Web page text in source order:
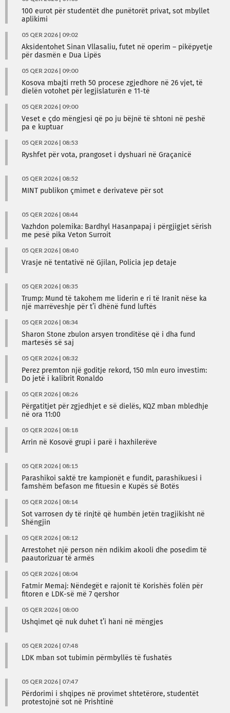
100 eurot për studentët dhe punëtorët privat, sot mbyllet
aplikimi
05 QER 2026 | 09:02
Aksidentohet Sinan Vllasaliu, futet në operim – pikëpyetje
për dasmën e Dua Lipës
05 QER 2026 | 09:00
Kosova mbajti rreth 50 procese zgjedhore në 26 vjet, të
dielën votohet për legjislaturën e 11-të
05 QER 2026 | 09:00
Veset e çdo mëngjesi që po ju bëjnë të shtoni në peshë
pa e kuptuar
05 QER 2026 | 08:53
Ryshfet për vota, prangoset i dyshuari në Graçanicë
05 QER 2026 | 08:52
MINT publikon çmimet e derivateve për sot
05 QER 2026 | 08:44
Vazhdon polemika: Bardhyl Hasanpapaj i përgjigjet sërish
me pesë pika Veton Surroit
05 QER 2026 | 08:40
Vrasje në tentativë në Gjilan, Policia jep detaje
05 QER 2026 | 08:35
Trump: Mund të takohem me liderin e ri të Iranit nëse ka
një marrëveshje për t’i dhënë fund luftës
05 QER 2026 | 08:34
Sharon Stone zbulon arsyen tronditëse që i dha fund
martesës së saj
05 QER 2026 | 08:32
Perez premton një goditje rekord, 150 mln euro investim:
Do jetë i kalibrit Ronaldo
05 QER 2026 | 08:26
Përgatitjet për zgjedhjet e së dielës, KQZ mban mbledhje
në ora 11:00
05 QER 2026 | 08:18
Arrin në Kosovë grupi i parë i haxhilerëve
05 QER 2026 | 08:15
Parashikoi saktë tre kampionët e fundit, parashikuesi i
famshëm befason me fituesin e Kupës së Botës
05 QER 2026 | 08:14
Sot varrosen dy të rinjtë që humbën jetën tragjikisht në
Shëngjin
05 QER 2026 | 08:12
Arrestohet një person nën ndikim akooli dhe posedim të
paautorizuar të armës
05 QER 2026 | 08:04
Fatmir Memaj: Nëndegët e rajonit të Korishës folën për
fitoren e LDK-së më 7 qershor
05 QER 2026 | 08:00
Ushqimet që nuk duhet t’i hani në mëngjes
05 QER 2026 | 07:48
LDK mban sot tubimin përmbyllës të fushatës
05 QER 2026 | 07:47
Përdorimi i shqipes në provimet shtetërore, studentët
protestojnë sot në Prishtinë